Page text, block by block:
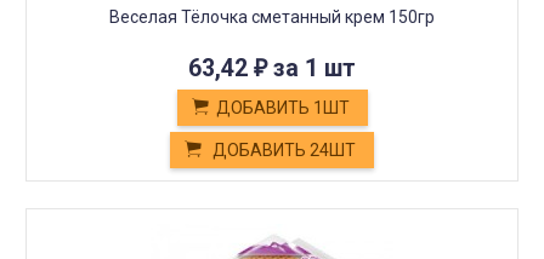
Веселая Тёлочка сметанный крем 150гр
63,42 ₽за 1 шт
ДОБАВИТЬ 1ШТ
ДОБАВИТЬ 24ШТ